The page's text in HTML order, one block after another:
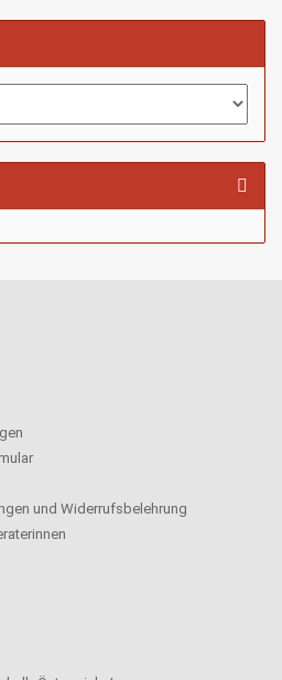
und Widerrufsbelehrung